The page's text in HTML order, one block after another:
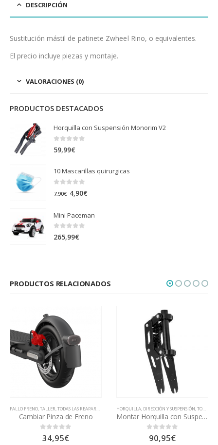
DESCRIPCIÓN
Sustitución mástil de patinete Zwheel Rino, o equivalentes.
El precio incluye piezas y montaje.
VALORACIONES (0)
PRODUCTOS DESTACADOS
Horquilla con Suspensión Monorim V2
59,99€
10 Mascarillas quirurgicas
out of 5
7,90€ El
original
era:
7,90€.
4,90€
actual
Mini Paceman
0 out of 5
265,99€
PRODUCTOS RELACIONADOS
HORQUILLA, DIRECCIÓN Y SUSPENSIÓN,TODAS LAS REAPARACIONES
0 out of 5
90,95€
FALLO EN MANILLAR,FALLO PLEGADO,TALLER
Cambiar Timbre
0 out of 5
4,99€ - 27,99